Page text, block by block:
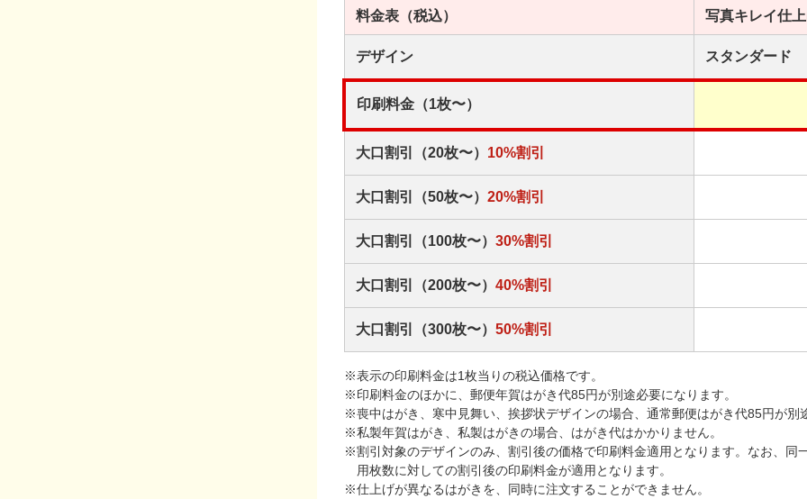
料金表 （税込） 写真キレイ仕
デザイン スタンダード
印刷料金（1枚〜）
大口割引（20枚〜） 10%割引
大口割引（50枚〜） 20%割引
大口割引（100枚〜） 30%割引
大口割引（200枚〜） 40%割引
大口割引（300枚〜） 50%割引
※表示の印刷料金は1枚当りの税込価格です。
※印刷料金のほかに、郵便年賀はがき代85円が別途必要になります。
※喪中はがき、寒中見舞い、挨拶状デザインの場合、通常郵便はがき代85円が別
※私製年賀はがき、私製はがきの場合、はがき代はかかりません。
※割引対象のデザインのみ、割引後の価格で印刷料金適用となります。なお、同
用枚数に対しての割引後の印刷料金が適用となります。
※仕上げが異なるはがきを、同時に注文することができません。